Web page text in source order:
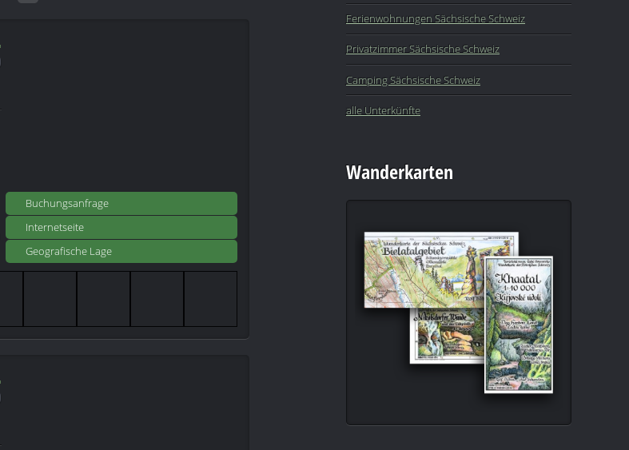
Buchungsanfrage
Internetseite
Geografische Lage
Ferienwohnungen Sächsische Schweiz
Privatzimmer Sächsische Schweiz
Camping Sächsische Schweiz
alle Unterkünfte
Wanderkarten